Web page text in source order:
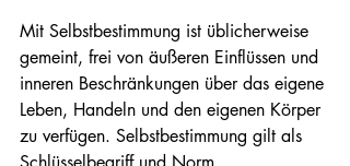
Mit Selbstbestimmung ist üblicherweise
gemeint, frei von äußeren Einflüssen und
inneren Beschränkungen über das eigene
Leben, Handeln und den eigenen Körper
zu verfügen. Selbstbestimmung gilt als